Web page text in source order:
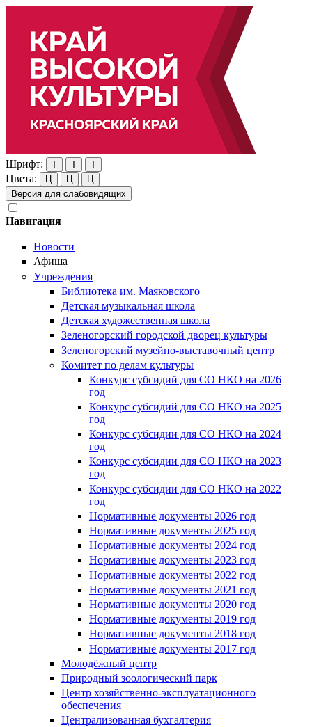
Шрифт: Т Т Т
Цвета: Ц Ц
Ц
Версия для слабовидящих
Навигация
Новости
Афиша
Учреждения
Библиотека им. Маяковского
Детская музыкальная школа
Детская художественная школа
Зеленогорский городской дворец культуры
Зеленогорский музейно-выставочный центр
Комитет по делам культуры
Конкурс субсидий для СО НКО на 2026
год
Конкурс субсидий для СО НКО на 2025
год
Конкурс субсидии для СО НКО на 2024
год
Конкурс субсидии для СО НКО на 2023
год
Конкурс субсидии для СО НКО на 2022
год
Нормативные документы 2026 год
Нормативные документы 2025 год
Нормативные документы 2024 год
Нормативные документы 2023 год
Нормативные документы 2022 год
Нормативные документы 2021 год
Нормативные документы 2020 год
Нормативные документы 2019 год
Нормативные документы 2018 год
Нормативные документы 2017 год
Молодёжный центр
Природный зоологический парк
Центр хозяйственно-эксплуатационного
обеспечения
Централизованная бухгалтерия